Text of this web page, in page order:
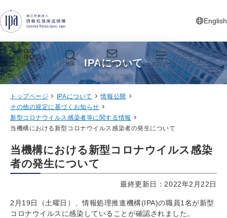
English
新しいタ
目的別 検索 お問い合わせ メニュー
IPAについて
トップページ IPAについて
情報公開
その他の規定に基づくお知らせ
新型コロナウイルス感染者等に関する情報
当機構における新型コロナウイルス感染者の発生について
当機構における新型コロナウイルス感染
者の発生について
最終更新日：2022年2月22日
2月19日（土曜日）、情報処理推進機構(IPA)の職員1名が新型
コロナウイルスに感染していることが確認されました。